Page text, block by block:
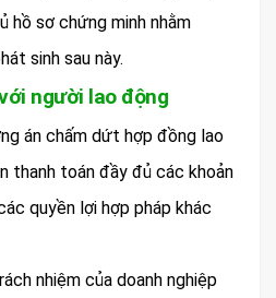
hồ sơ chứng minh nhằm
sinh sau này.
người lao động
án chấm dứt hợp đồng lao
thanh toán đầy đủ các khoản
quyền lợi hợp pháp khác
nhiệm của doanh nghiệp